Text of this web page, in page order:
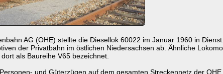
AG (OHE) stellte die Diesellok 60022 im Januar 1960 in
der Privatbahn im östlichen Niedersachsen ab. Ähnliche
als Baureihe V65 bezeichnet.
und Güterzügen auf dem gesamten Streckennetz der